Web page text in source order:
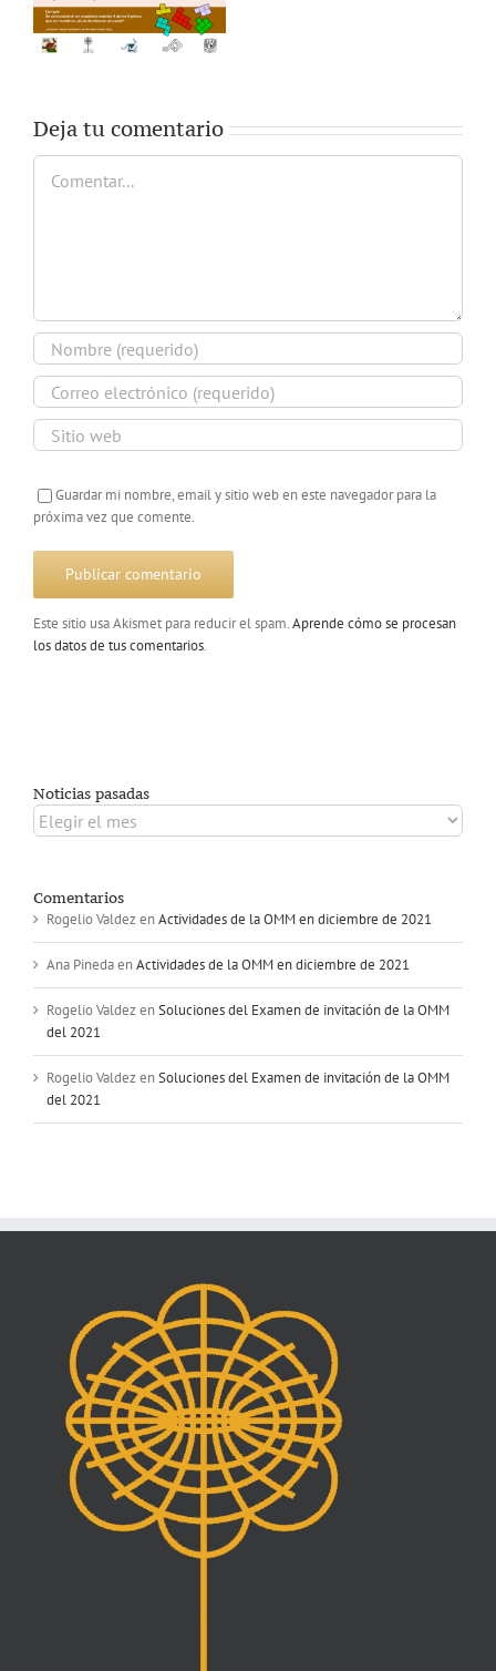
Deja tu comentario
Comentar
Guardar mi nombre, email y sitio web en este navegador para la
próxima vez que comente.
Este sitio usa Akismet para reducir el spam.Aprende cómo se procesan
los datos de tus comentarios.
Noticias pasadas
Noticias
pasadas
Comentarios
Rogelio ValdezenActividades de la OMM en diciembre de 2021
Ana PinedaenActividades de la OMM en diciembre de 2021
Rogelio ValdezenSoluciones del Examen de invitación de la OMM
del 2021
Rogelio ValdezenSoluciones del Examen de invitación de la OMM
del 2021